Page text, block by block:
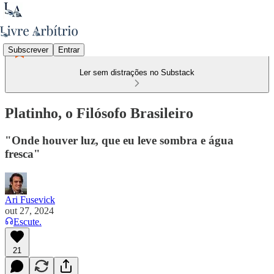
Subscrever Entrar
Ler sem distrações no Substack
Platinho, o Filósofo Brasileiro
"Onde houver luz, que eu leve sombra e água
fresca"
Ari Fusevick
out 27, 2024
Escute.
21